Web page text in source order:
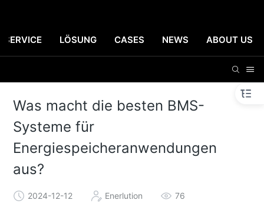
SERVICE LÖSUNG CASES NEWS ABOUT US
Was macht die besten BMS-
Systeme für
Energiespeicheranwendungen
aus?
2024-12-12 Enerlution 76